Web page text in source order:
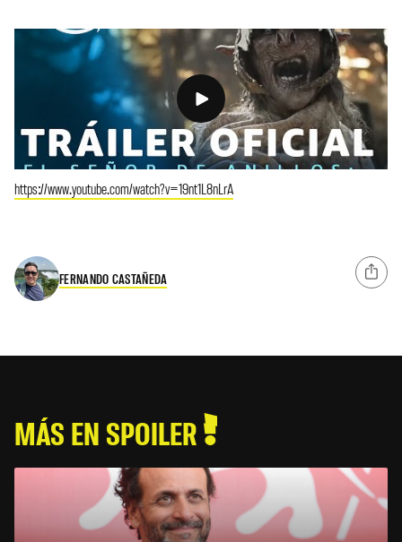
https://www.youtube.com/watch?v=19nt1L8nLrA
FERNANDO CASTAÑEDA
MÁS EN SPOILER